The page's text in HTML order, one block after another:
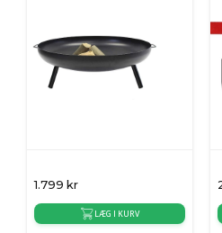
1.799 kr
LÆG I KURV